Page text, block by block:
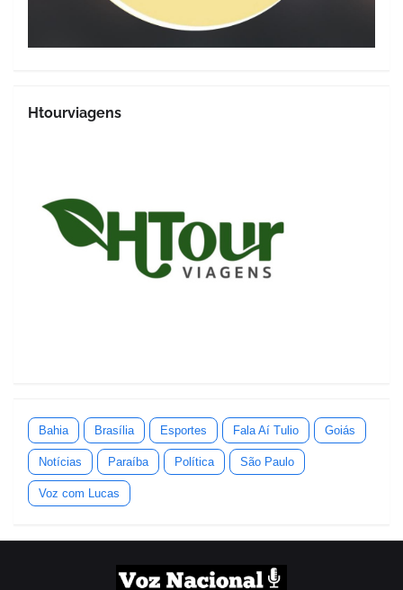
Htourviagens
Bahia Brasília Esportes Fala Aí Tulio Goiás
Notícias Paraíba Política São Paulo
Voz com Lucas